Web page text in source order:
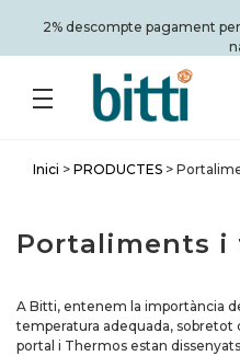
2% descompte pagament
Inici > PRODUCTES >
Portaliments i
A Bitti, entenem la importància
temperatura adequada, sobretot
portal i Thermos estan